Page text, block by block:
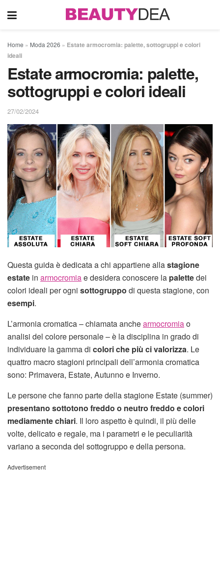
Home » Moda 2026 » Estate armocromia: palette, sottogruppi e colori
ideali
Estate armocromia: palette,
sottogruppi e colori ideali
27/02/2024
Questa guida è dedicata a chi appartiene allastagione
estate in armocromiae desidera conoscere la palettedei
colori ideali per ogni sottogruppo di questa stagione, con
esempi.
L’armonia cromatica – chiamata anchearmocromiao
analisi del colore personale – è la disciplina in grado di
individuare la gamma di colori che più ci valorizza. Le
quattro macro stagioni principali dell’armonia cromatica
sono: Primavera, Estate, Autunno e Inverno.
Le persone che fanno parte della stagione Estate (summer)
presentano sottotono freddo o neutro freddo e colori
mediamente chiari. Il loro aspetto è quindi, il più delle
volte, delicato e regale, ma i parametri e le peculiarità
variano a seconda del sottogruppo e della persona.
Advertisement